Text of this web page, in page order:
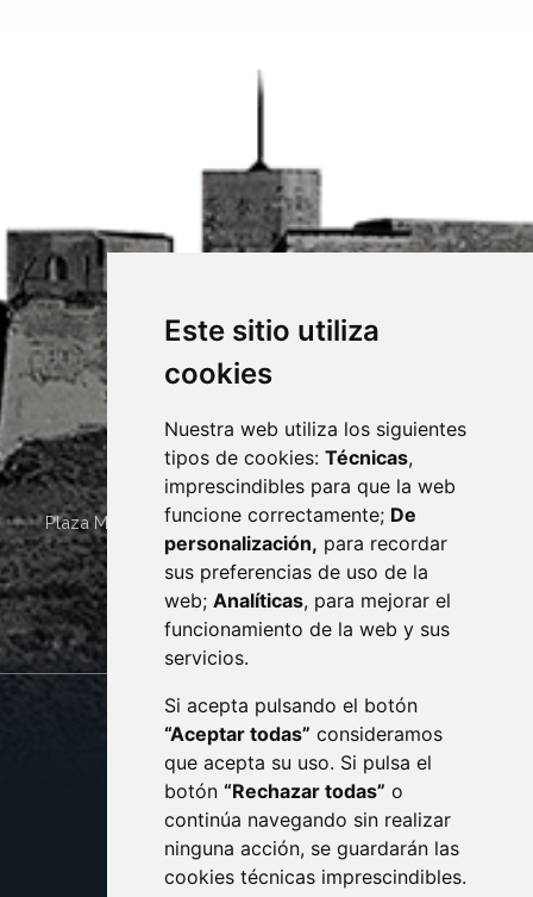
Este sitio utiliza
cookies
Nuestra web utiliza los siguientes
tipos de cookies: Técnicas,
imprescindibles para que la web
funcione correctamente; De
personalización, para recordar
sus preferencias de uso de la
web; Analíticas, para mejorar el
funcionamiento de la web y sus
servicios.
Si acepta pulsando el botón
“Aceptar todas” consideramos
que acepta su uso. Si pulsa el
botón “Rechazar todas” o
continúa navegando sin realizar
ninguna acción, se guardarán las
cookies técnicas imprescindibles.
Plaza Mayor 4 22400 MONZÓN - ARAGÓN (ESPAÑA)
· (34) 974 400 700 ·
sac@monzon.es
monzon.es
CONTACTO
AVISO LEGAL
PROTECCIÓN DE DATOS
POLÍTICA DE COOKIES
ACCESIBILIDAD
ENLACE EXTERNO AL